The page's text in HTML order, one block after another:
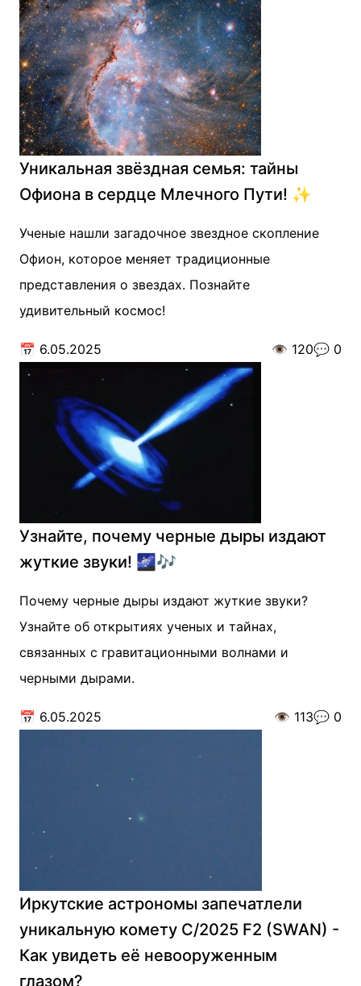
Уникальная звёздная семья: тайны
Офиона в сердце Млечного Пути! ✨
Ученые нашли загадочное звездное скопление
Офион, которое меняет традиционные
представления о звездах. Познайте
удивительный космос!
📅 6.05.2025 👁️ 120💬 0
Узнайте, почему черные дыры издают
жуткие звуки! 🌌🎶
Почему черные дыры издают жуткие звуки?
Узнайте об открытиях ученых и тайнах,
связанных с гравитационными волнами и
черными дырами.
📅 6.05.2025 👁️ 113💬 0
Иркутские астрономы запечатлели
уникальную комету С/2025 F2 (SWAN) -
Как увидеть её невооруженным
глазом?